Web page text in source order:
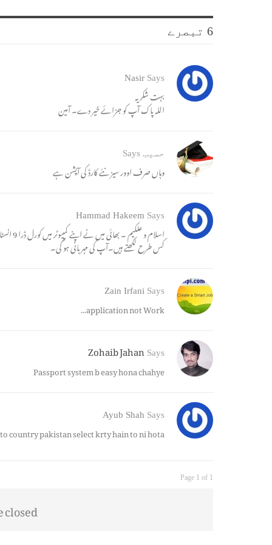
6 تبصرے
Nasir Says
بہت شکریہ
اللہ پاک آپ کو جزائے خیر دے۔ آمین
حسیب Says
وہاں صرف اوور سیز نئے کارڈ کی آپشن ہے
Hammad Hakeem Says
کس طرح لکھتے ہیں۔آپ کی مہربانی ہو گی۔
Zain Irfani Says
application not Work…
Zohaib Jahan Says
Passport system b easy hona chahye
Ayub Shah Says
country pakistan select krty hain to ni hota.
Page 1 of 1